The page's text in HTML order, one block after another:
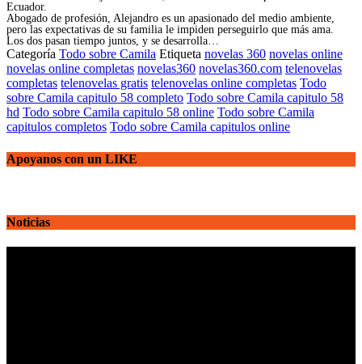
Ecuador.
Abogado de profesión, Alejandro es un apasionado del medio ambiente,
pero las expectativas de su familia le impiden perseguirlo que más ama.
Los dos pasan tiempo juntos, y se desarrolla…
Categoría Todo sobre Camila Etiqueta novelas 360 novelas online
novelas online completas novelas360 novelas360.com telenovelas
completas telenovelas gratis telenovelas online completas Todo
sobre Camila capitulo 58 completo Todo sobre Camila capitulo 58
hd Todo sobre Camila capitulo 58 online Todo sobre Camila
capitulos completos Todo sobre Camila capitulos online
Apoyanos con un LIKE
Noticias